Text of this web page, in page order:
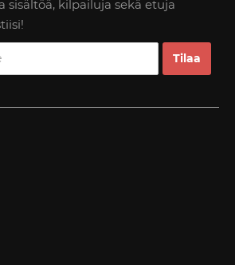
sisältöä, kilpailuja sekä etuja